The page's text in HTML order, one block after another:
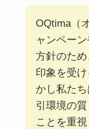
OQtima（
ャンペー
方針のた
印象を受
かし私た
引環境の
ことを重視